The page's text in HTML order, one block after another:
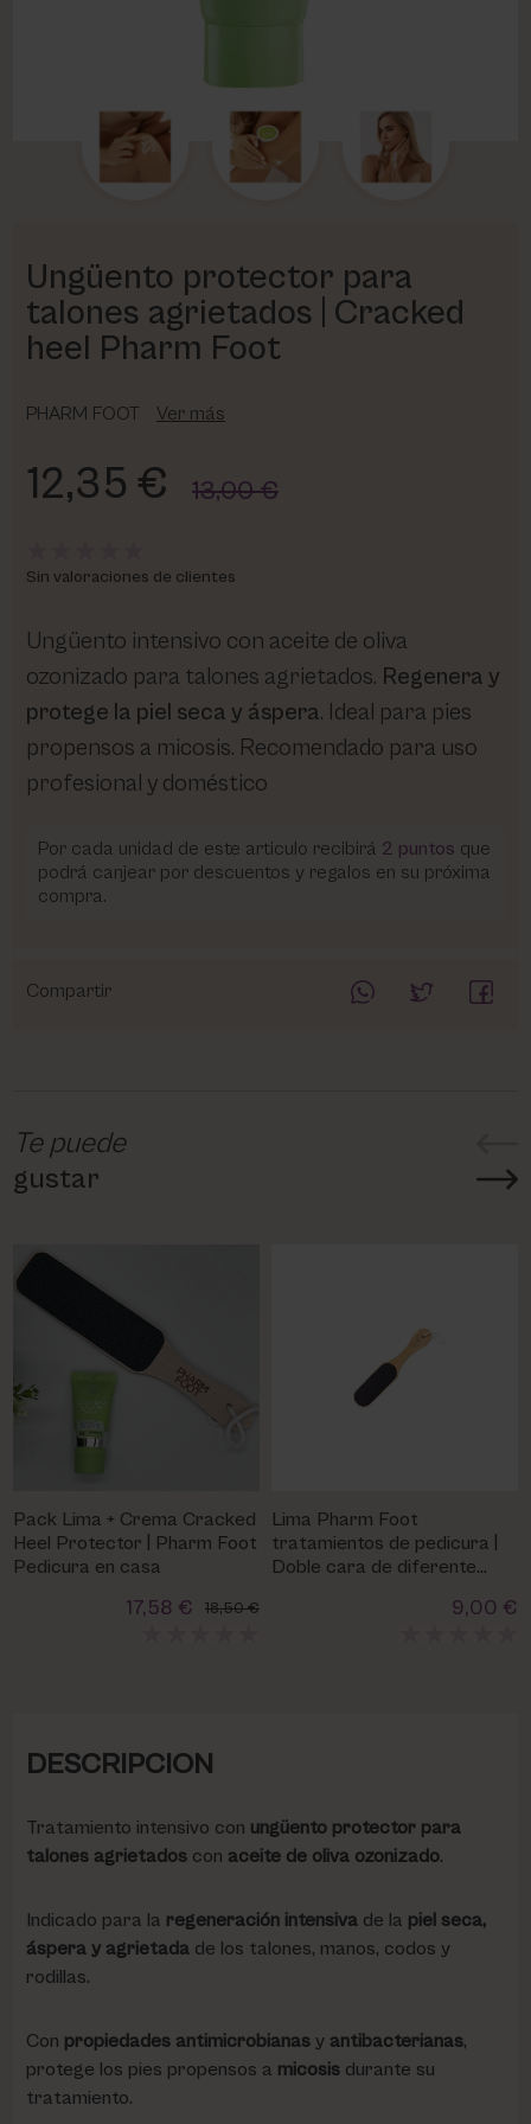
Ungüento protector para
talones agrietados | Cracked
heel Pharm Foot
PHARM FOOT Ver más
12,35 € 13,00 €
Sin valoraciones de clientes
Ungüento intensivo con aceite de oliva
ozonizado para talones agrietados. Regenera y
protege la piel seca y áspera. Ideal para pies
propensos a micosis. Recomendado para uso
profesional y doméstico
Por cada unidad de este articulo recibirá 2 puntos que
podrá canjear por descuentos y regalos en su próxima
compra.
Compartir
Te puede
gustar
Pack Lima + Crema Cracked
Heel Protector | Pharm Foot
Pedicura en casa
17,58 € 18,50 €
Lima Pharm Foot
tratamientos de pedicura |
Doble cara de diferente
9,00 €
DESCRIPCION
Tratamiento intensivo con ungüento protector para
talones agrietadoscon aceite de oliva ozonizado.
Indicado para la regeneración intensivade la piel seca,
áspera y agrietadade los talones, manos, codos y
rodillas.
Con propiedades antimicrobianasy antibacterianas,
protege los pies propensos a micosisdurante su
tratamiento.